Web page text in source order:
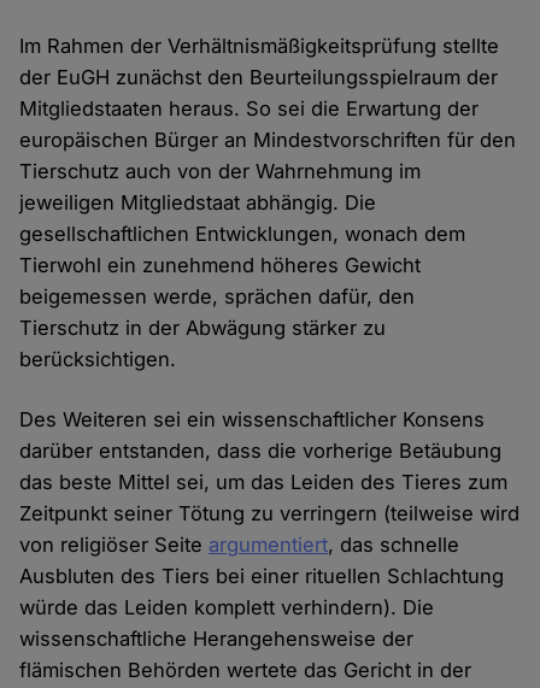
Im Rahmen der Verhältnismäßigkeitsprüfung stellte
der EuGH zunächst den Beurteilungsspielraum der
Mitgliedstaaten heraus. So sei die Erwartung der
europäischen Bürger an Mindestvorschriften für den
Tierschutz auch von der Wahrnehmung im
jeweiligen Mitgliedstaat abhängig. Die
gesellschaftlichen Entwicklungen, wonach dem
Tierwohl ein zunehmend höheres Gewicht
beigemessen werde, sprächen dafür, den
Tierschutz in der Abwägung stärker zu
berücksichtigen.
Des Weiteren sei ein wissenschaftlicher Konsens
darüber entstanden, dass die vorherige Betäubung
das beste Mittel sei, um das Leiden des Tieres zum
Zeitpunkt seiner Tötung zu verringern (teilweise wird
von religiöser Seite argumentiert, das schnelle
Ausbluten des Tiers bei einer rituellen Schlachtung
würde das Leiden komplett verhindern). Die
wissenschaftliche Herangehensweise der
flämischen Behörden wertete das Gericht in der